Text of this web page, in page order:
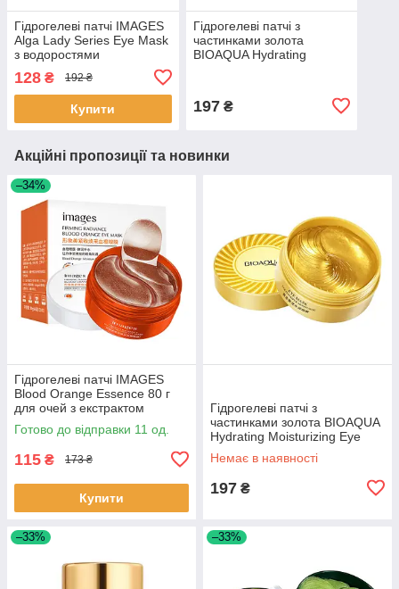
Гідрогелеві патчі IMAGES
Alga Lady Series Eye Mask
з водоростями
підтягувальні 80 г 46 шт.
128 ₴ 192 ₴
Купити
Гідрогелеві патчі з
частинками золота
BIOAQUA Hydrating
197₴
Акційні пропозиції та новинки
–34%
Гідрогелеві патчі IMAGES
Blood Orange Essence 80 г
для очей з екстрактом
апельсинової олії 11 шт.
Готово до відправки 11 од.
115 ₴ 173 ₴
Купити
Гідрогелеві патчі з
частинками золота BIOAQUA
Hydrating Moisturizing Eye
Mask 80 г 11 шт.
Немає в наявності
197 ₴
–33% –33%